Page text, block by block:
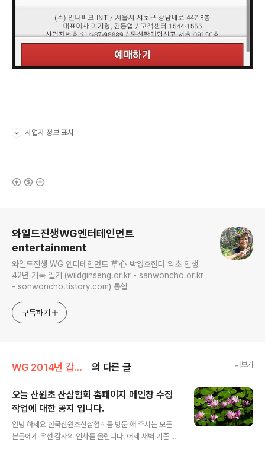
사업자 정보 표시
와일드진생WG엔터테인먼트
entertainment
와일드진생 WG 엔터테인먼트 草心 박영호헌터 약초 인생
42년 기록 일기 (wildginseng.or.kr - sanwoncho.or.kr
- sonwoncho.tistory.com) 통합
구독하기
WG 2014년 갑오년 기록 의 다른 글 더보기
오늘 산원초 산삼협회 홈페이지 메인창 수정
작업에 대한 공지 입니다.
안녕 하세요 한국산원초산삼협회를 방문 해 주시는 모든
분들에게 우선 감사의 인사를 올립니다. 어제 새벽 기존 홈